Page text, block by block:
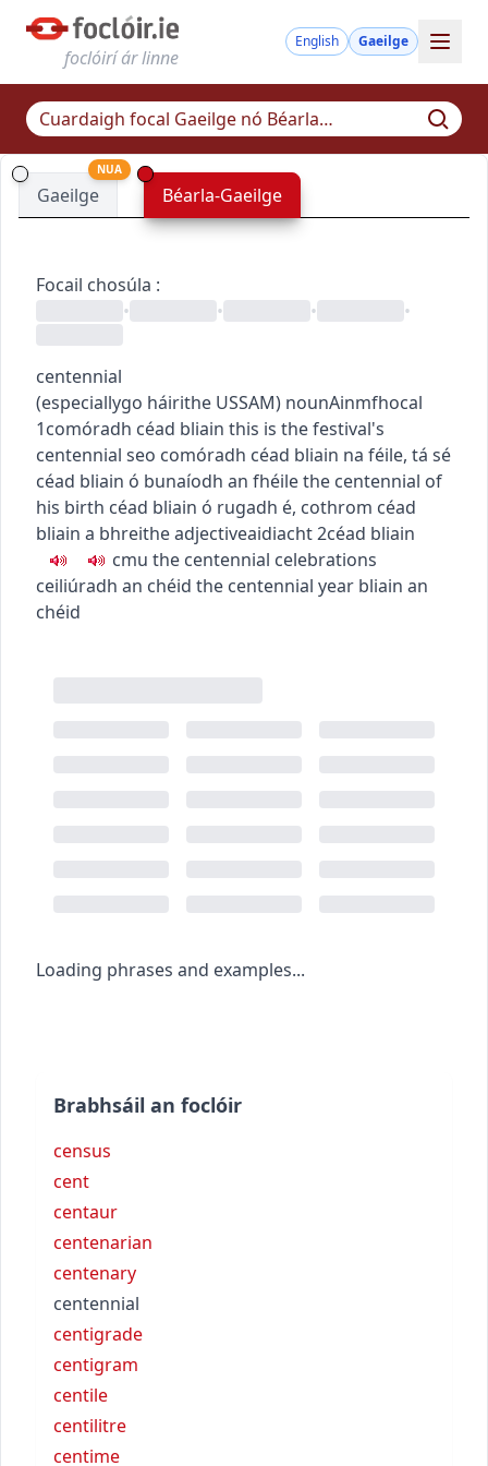
foclóirí ár linne
English Gaeilge
Gaeilge
NUA
Béarla-Gaeilge
Focail chosúla :
•
• • •
centennial
(especiallygo háirithe USSAM) nounAinmfhocal
1comóradh céad bliain this is the festival's
centennial seo comóradh céad bliain na féile, tá sé
céad bliain ó bunaíodh an fhéilethe centennial of
his birth céad bliain ó rugadh é, cothrom céad
bliain a bhreitheadjectiveaidiacht2céad bliain
cmu the centennial celebrations
ceiliúradh an chéid the centennial year bliain an
chéid
Loading phrases and examples...
Brabhsáil an foclóir
census
cent
centaur
centenarian
centenary
centennial
centigrade
centigram
centile
centilitre
centime